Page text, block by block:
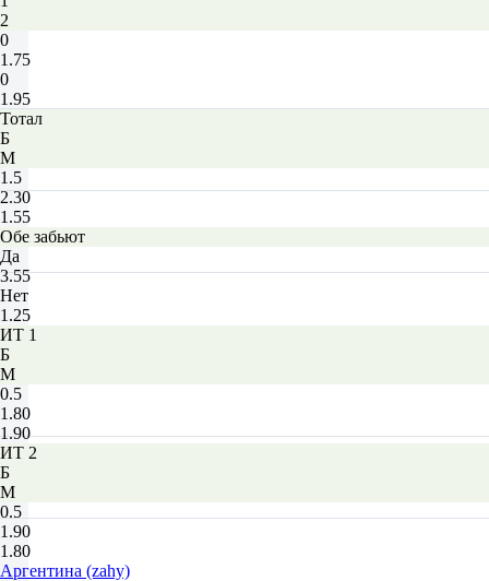
2
0
1.75
0
1.95
Тотал
Б
М
1.5
2.30
1.55
Обе забьют
Да
3.55
Нет
1.25
ИТ 1
Б
М
0.5
1.80
1.90
ИТ 2
Б
М
0.5
1.90
1.80
Аргентина (zahy)